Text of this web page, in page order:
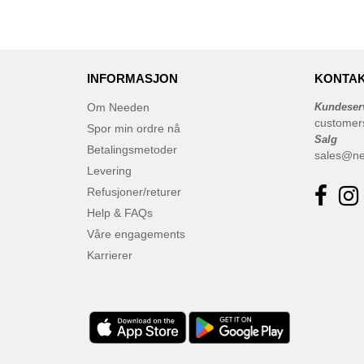
Henbury (21)
Herock
JHK
JUST T'S
Just Cool
Karlowsky
Larkwood (15)
Mantis (32)
INFORMASJON
Om Needen
Spor min ordre nå
Betalingsmetoder
Levering
Refusjoner/returer
Help & FAQs
Våre engagements
Karrierer
Salg